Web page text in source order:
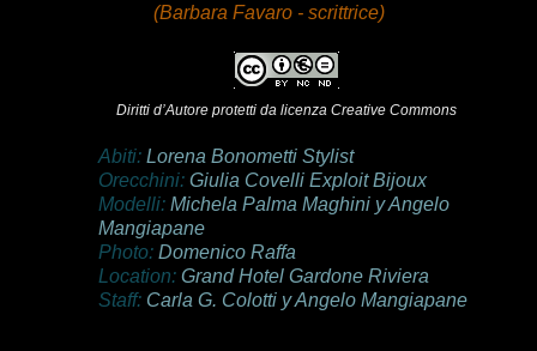
(Barbara Favaro - scrittrice)
Diritti d’Autore protetti da licenza Creative Commons
Abiti: Lorena Bonometti Stylist
Orecchini: Giulia Covelli Exploit Bijoux
Modelli: Michela Palma Maghini y Angelo
Mangiapane
Photo: Domenico Raffa
Location: Grand Hotel Gardone Riviera
Staff: Carla G. Colotti y Angelo Mangiapane